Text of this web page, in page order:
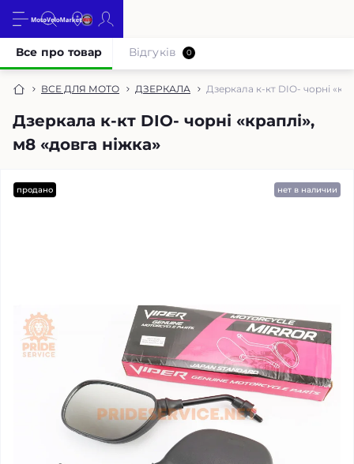
ВСЕ ДЛЯ МОТО ДЗЕРКАЛА Дзеркала к-кт DIO- чорні
Дзеркала к-кт DIO- чорні «краплі»,
м8 «довга ніжка»
Все про товар Відгуків 0
продано нет в наличии